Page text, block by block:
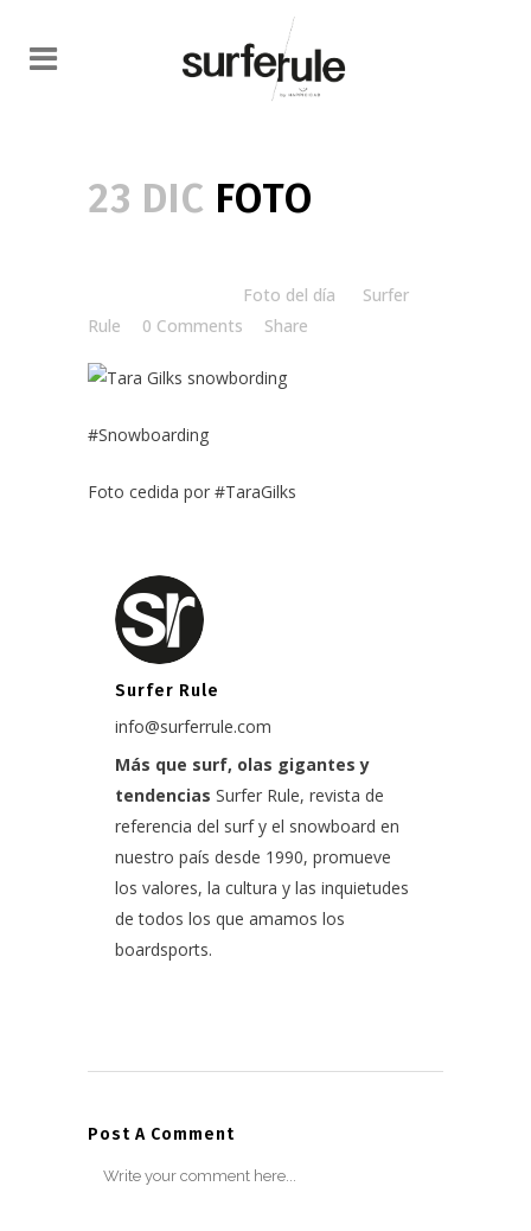
23 DIC FOTO
Foto del día
Surfer
Rule
0 Comments Share
#Snowboarding
Foto cedida por #TaraGilks
Surfer Rule
info@surferrule.com
Más que surf, olas gigantes y
tendencias Surfer Rule, revista de
referencia del surf y el snowboard en
nuestro país desde 1990, promueve
los valores, la cultura y las inquietudes
de todos los que amamos los
boardsports.
Post A Comment